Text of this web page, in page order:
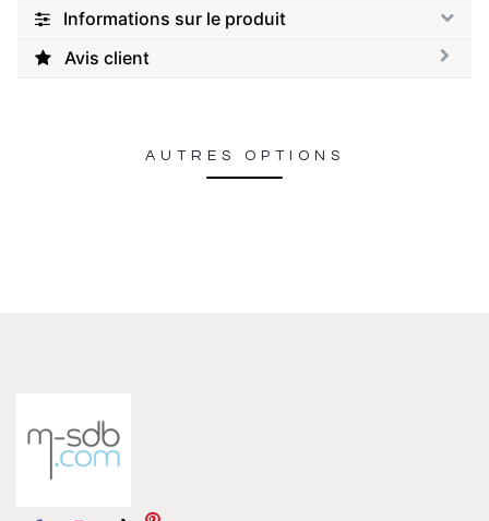
Informations sur le produit
Avis client
AUTRES OPTIONS